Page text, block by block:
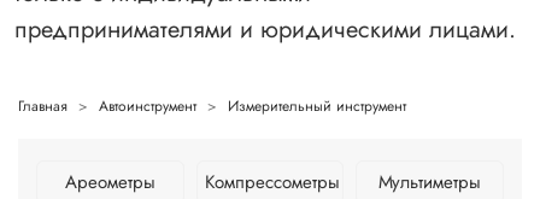
предпринимателями и юридическими лицами.
Главная Автоинструмент Измерительный инструмент
Ареометры Компрессометры Мультиметры